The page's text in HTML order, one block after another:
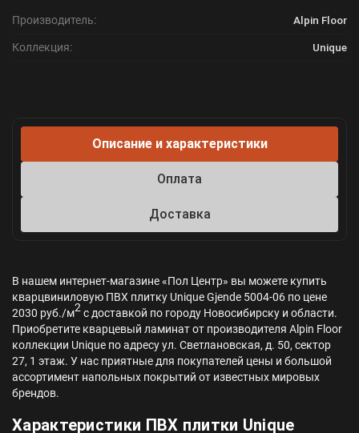
Производитель: Alpin Floor
Коллекция: Unique
Описание и характеристики
Оплата
Доставка
В нашем интернет-магазине «Пол Центр» вы можете купить
кварцвиниловую ПВХ плитку Unique Gjende 5004-06 по цене
2030 руб./м2с доставкой по городу Новосибирску и области.
Приобретите кварцевый ламинат от производителя Alpin Floor
коллекции Unique по адресу ул. Светлановская, д. 50, сектор
27, 1 этаж. У нас приятные для покупателей цены и большой
ассортимент напольных покрытий от известных мировых
брендов.
Характеристики ПВХ плитки Unique